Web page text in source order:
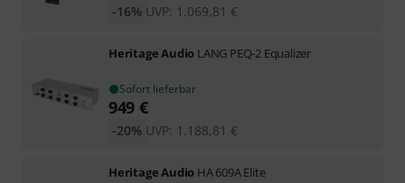
UVP: 1.069,81 €
-16%
Heritage Audio LANG PEQ-2 Equalizer
Sofort lieferbar
949 €
UVP: 1.188,81 €
-20%
Heritage Audio HA 609A Elite